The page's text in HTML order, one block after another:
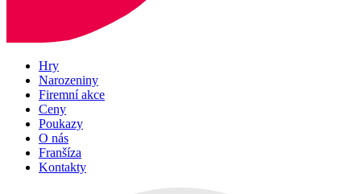
Hry
Narozeniny
Firemní akce
Ceny
Poukazy
O nás
Franšíza
Kontakty